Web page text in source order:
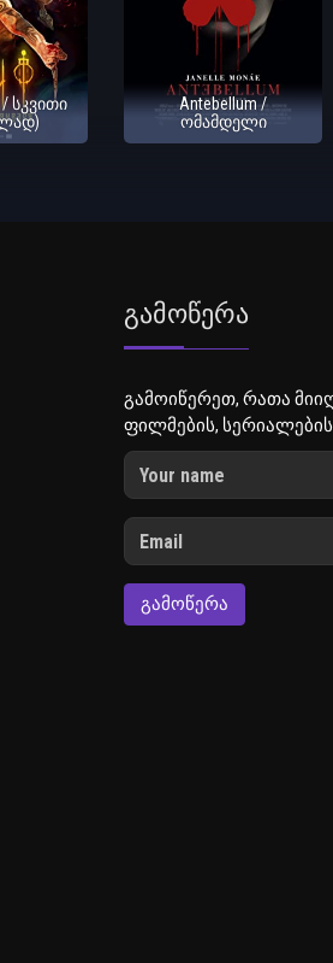
/ სკვითი
Antebellum /
ომამდელი
Გამოწერა
გამოიწერეთ, რათა
ფილმების,
ᲒᲐᲛᲝᲬᲔᲠᲐ